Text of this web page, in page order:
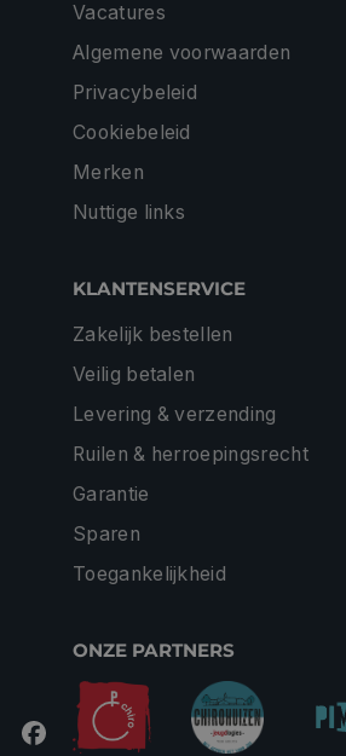
Vacatures
Algemene voorwaarden
Privacybeleid
Cookiebeleid
Merken
Nuttige links
KLANTENSERVICE
Zakelijk bestellen
Veilig betalen
Levering & verzending
Ruilen & herroepingsrecht
Garantie
Sparen
Toegankelijkheid
ONZE PARTNERS